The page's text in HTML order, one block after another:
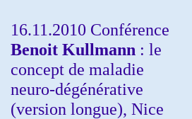
16.11.2010 Conférence
Benoit Kullmann : le
concept de maladie
neuro-dégénérative
(version longue), Nice